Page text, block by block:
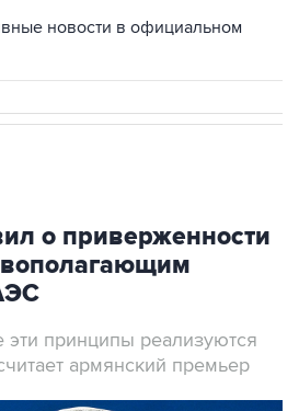
новости в официальном
о приверженности
эти принципы реализуются
армянский премьер